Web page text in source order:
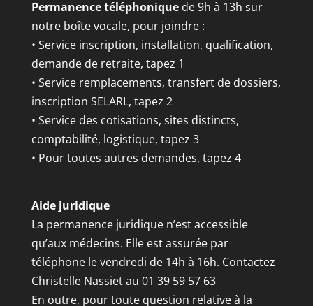
Permanence téléphoniquede 9h à 13h sur
notre boîte vocale, pour joindre :
• Service inscription, installation, qualification,
demande de retraite, tapez 1
• Service remplacements, transfert de dossiers,
inscription SELARL, tapez 2
• Service des cotisations, sites distincts,
comptabilité, logistique, tapez 3
• Pour toutes autres demandes, tapez 4
Aide juridique
La permanence juridique n’est accessible
qu’aux médecins. Elle est assurée par
téléphone le vendredi de 14h à 16h. Contactez
Christelle Nassiet au 01 39 59 57 63
En outre, pour toute question relative à la